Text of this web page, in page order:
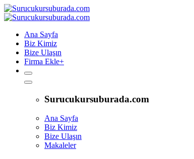
Ana Sayfa
Biz Kimiz
Bize Ulaşın
Firma Ekle+
Surucukursuburada.com
Ana Sayfa
Biz Kimiz
Bize Ulaşın
Makaleler